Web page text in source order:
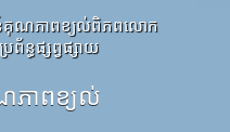
ន៍គុណភាពខ្យល់ពិភពលោក
ន្ធផ្សព្វផ្សាយ
ណភាពខ្យល់